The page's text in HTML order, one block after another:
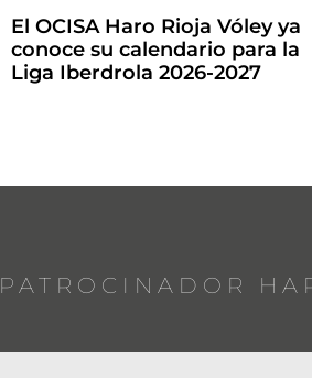
El OCISA Haro Rioja Vóley ya
conoce su calendario para la
Liga Iberdrola 2026-2027
PATROCINADOR